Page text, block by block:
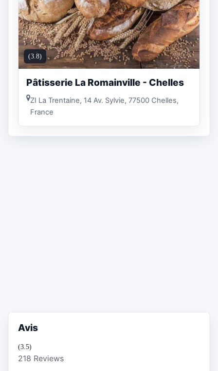
(3.8)
Pâtisserie La Romainville - Chelles
ZI La Trentaine, 14 Av. Sylvie, 77500 Chelles,
France
Avis
(3.5)
218 Reviews